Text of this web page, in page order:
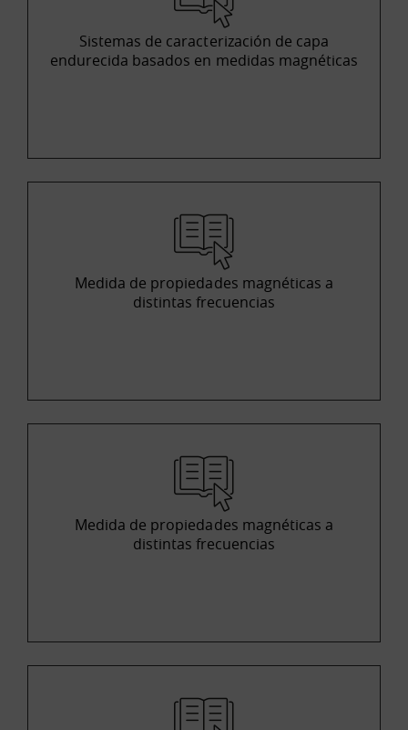
Sistemas de caracterización de capa
endurecida basados en medidas magnéticas
Medida de propiedades magnéticas a
distintas frecuencias
Medida de propiedades magnéticas a
distintas frecuencias